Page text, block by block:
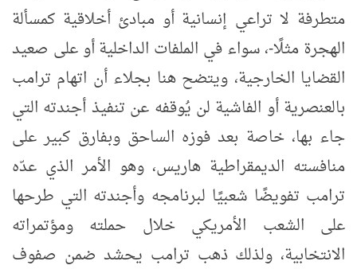
متطرفة لا تراعي إنسانية أو مبادئ أخلاقية كمسألة
الهجرة مثلًا-، سواء في الملفات الداخلية أو على صعيد
القضايا الخارجية، ويتضح هنا بجلاء أن اتهام ترامب
بالعنصرية أو الفاشية لن يُوقفه عن تنفيذ أجندته التي
جاء بها، خاصة بعد فوزه الساحق وبفارق كبير على
منافسته الديمقراطية هاريس، وهو الأمر الذي عدّه
ترامب تفويضًا شعبيًا لبرنامجه وأجندته التي طرحها
على الشعب الأمريكي خلال حملته ومؤتمراته
الانتخابية، ولذلك ذهب ترامب يحشد ضمن صفوف